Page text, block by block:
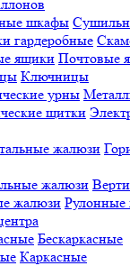
Почтовые
Ключницы
Бескаркасные
Каркасные